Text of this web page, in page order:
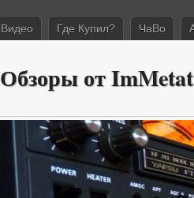
Видео Где Купил? ЧаВо
Обзоры от